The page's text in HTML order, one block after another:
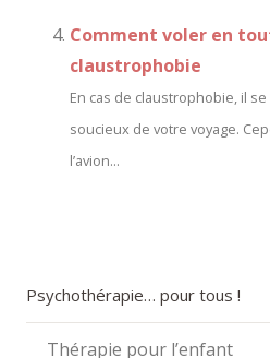
Comment voler en
claustrophobie
En cas de claustrophobie, il
soucieux de votre voyage.
l’avion...
Psychothérapie… pour tous !
Thérapie pour l’enfant